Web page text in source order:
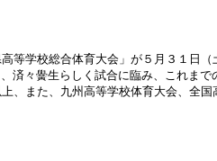
学校総合体育大会」が５月３１日（
々黌生らしく試合に臨み、これまで
また、九州高等学校体育大会、全